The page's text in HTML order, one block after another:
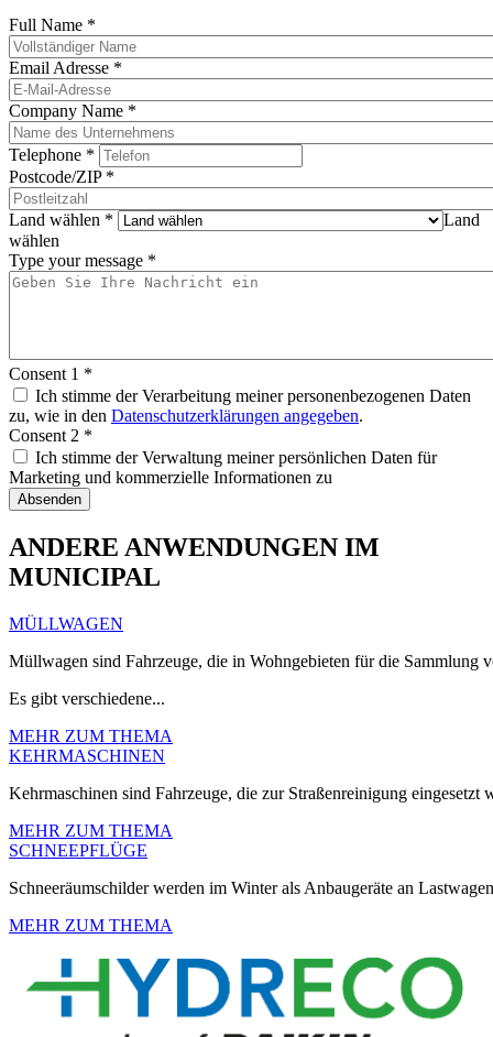
Full Name *
Email Adresse *
Company Name *
Telephone *
Postcode/ZIP *
Land wählen *
Land
wählen
Type your message *
Consent 1 *
Ich stimme der Verarbeitung meiner personenbezogenen Daten
zu, wie in den Datenschutzerklärungen angegeben.
Consent 2 *
Ich stimme der Verwaltung meiner persönlichen Daten für
Marketing und kommerzielle Informationen zu
ANDERE ANWENDUNGEN IM
MUNICIPAL
MÜLLWAGEN
Müllwagen sind Fahrzeuge, die in Wohngebieten für die Sammlung
Es gibt verschiedene...
MEHR ZUM THEMA
KEHRMASCHINEN
Kehrmaschinen sind Fahrzeuge, die zur Straßenreinigung
MEHR ZUM THEMA
SCHNEEPFLÜGE
Schneeräumschilder werden im Winter als Anbaugeräte an
MEHR ZUM THEMA